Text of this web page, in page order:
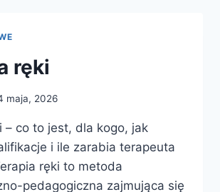
ręki
maja, 2026
– co to jest, dla kogo, jak
i ile zarabia terapeuta
ręki to metoda
pedagogiczna zajmująca się